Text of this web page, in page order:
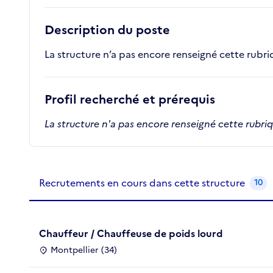
Description du poste
La structure n’a pas encore renseigné cette
Profil recherché et prérequis
La structure n'a pas encore renseigné cette
Recrutements de la structure
Recrutements en cours dans cette structure 10
Chauffeur / Chauffeuse de poids lourd
Montpellier (34)